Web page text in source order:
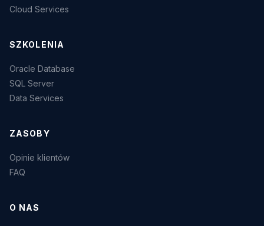
Cloud Services
SZKOLENIA
Oracle Database
SQL Server
Data Services
ZASOBY
Opinie klientów
FAQ
O NAS